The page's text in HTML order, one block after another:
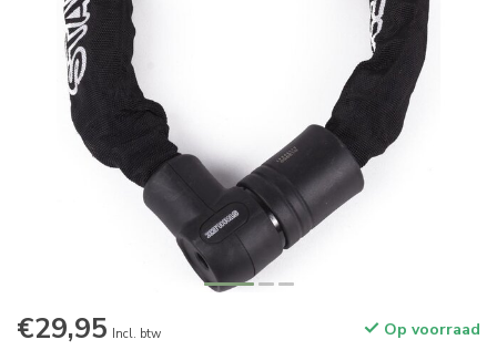
€29,95 Incl. btw Op voorraad